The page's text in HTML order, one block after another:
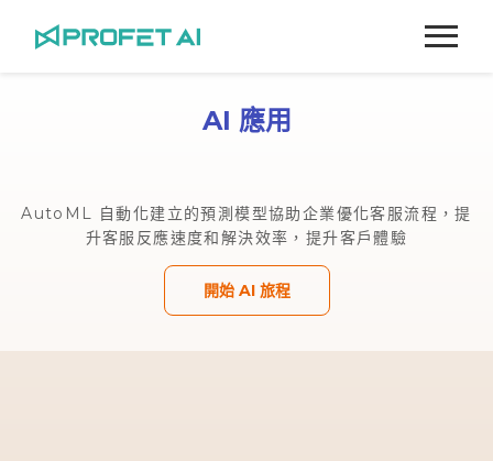
AI 應用
AutoML 自動化建立的預測模型協助企業優化客服流程，提
升客服反應速度和解決效率，提升客戶體驗
開始 AI 旅程